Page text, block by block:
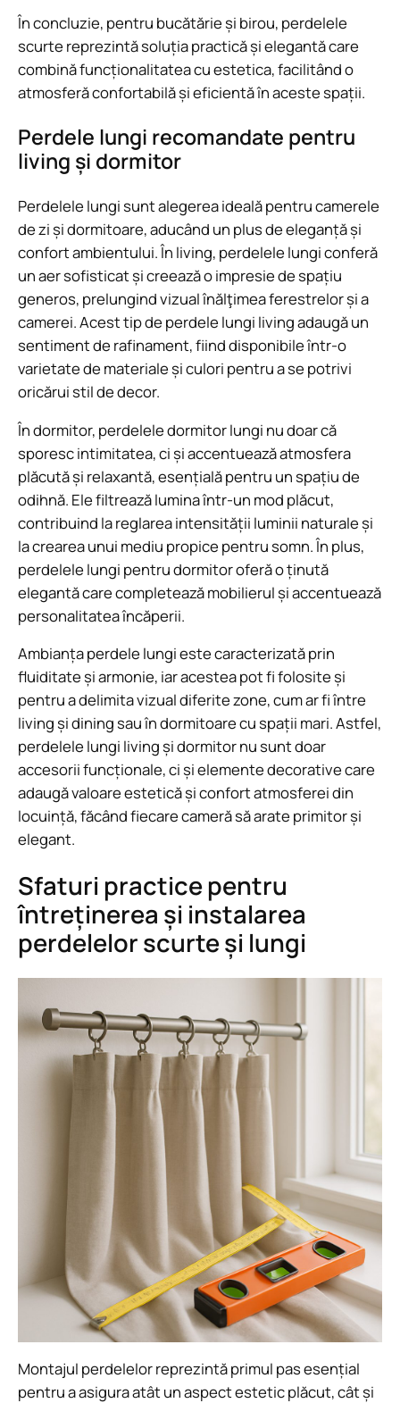
În concluzie, pentru bucătărie și birou, perdelele
scurte reprezintă soluția practică și elegantă care
combină funcționalitatea cu estetica, facilitând o
atmosferă confortabilă și eficientă în aceste spații.
Perdele lungi recomandate pentru
living și dormitor
Perdelele lungi sunt alegerea ideală pentru camerele
de zi și dormitoare, aducând un plus de eleganță și
confort ambientului. În living, perdelele lungi conferă
un aer sofisticat și creează o impresie de spațiu
generos, prelungind vizual înălţimea ferestrelor și a
camerei. Acest tip de perdele lungi living adaugă un
sentiment de rafinament, fiind disponibile într-o
varietate de materiale și culori pentru a se potrivi
oricărui stil de decor.
În dormitor, perdelele dormitor lungi nu doar că
sporesc intimitatea, ci și accentuează atmosfera
plăcută și relaxantă, esențială pentru un spațiu de
odihnă. Ele filtrează lumina într-un mod plăcut,
contribuind la reglarea intensității luminii naturale și
la crearea unui mediu propice pentru somn. În plus,
perdelele lungi pentru dormitor oferă o ținută
elegantă care completează mobilierul și accentuează
personalitatea încăperii.
Ambianța perdele lungi este caracterizată prin
fluiditate și armonie, iar acestea pot fi folosite și
pentru a delimita vizual diferite zone, cum ar fi între
living și dining sau în dormitoare cu spații mari. Astfel,
perdelele lungi living și dormitor nu sunt doar
accesorii funcționale, ci și elemente decorative care
adaugă valoare estetică și confort atmosferei din
locuință, făcând fiecare cameră să arate primitor și
elegant.
Sfaturi practice pentru
întreținerea și instalarea
perdelelor scurte și lungi
Montajul perdelelor reprezintă primul pas esențial
pentru a asigura atât un aspect estetic plăcut, cât și